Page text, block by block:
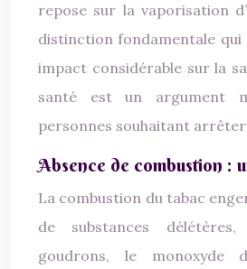
repose sur la vaporisation
distinction fondamentale
impact considérable sur la
santé est un argument
personnes souhaitant
Absence de combustion :
La combustion du tabac
de substances
goudrons, le monoxyde